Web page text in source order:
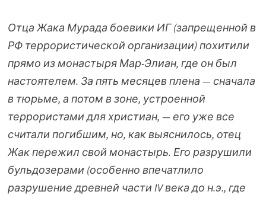
Отца Жака Мурада боевики ИГ (запрещенной в
РФ террористической организации) похитили
прямо из монастыря Мар-Элиан, где он был
настоятелем. За пять месяцев плена — сначала
в тюрьме, а потом в зоне, устроенной
террористами для христиан, — его уже все
считали погибшим, но, как выяснилось, отец
Жак пережил свой монастырь. Его разрушили
бульдозерами (особенно впечатлило
разрушение древней части IV века до н.э., где